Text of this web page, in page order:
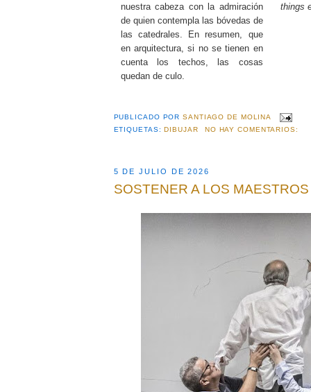
nuestra cabeza con la admiración
de quien contempla las bóvedas de
las catedrales. En resumen, que
en arquitectura, si no se tienen en
cuenta los techos, las cosas
quedan de culo.
things
PUBLICADO PORSANTIAGO DE MOLINA
ETIQUETAS:DIBUJAR NO HAY COMENTARIOS:
5 DE JULIO DE 2026
SOSTENER A LOS MAESTROS